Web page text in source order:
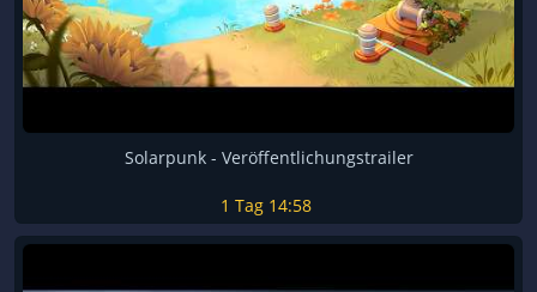
Solarpunk - Veröffentlichungstrailer
1 Tag14:58